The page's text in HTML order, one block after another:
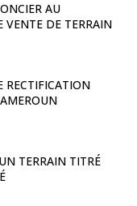
AU
VENTE DE TERRAIN
RECTIFICATION
TERRAIN TITRÉ